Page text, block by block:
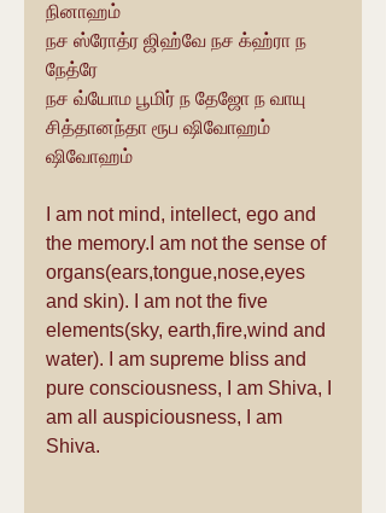
நினாஹம்
நச ஸ்ரோத்ர ஜிஹ்வே நச க்ஹ்ரா ந
நேத்ரே
நச வ்யோம பூமிர் ந தேஜோ ந வாயு
சித்தானந்தா ரூப ஷிவோஹம்
ஷிவோஹம்
I am not mind, intellect, ego and
the memory.I am not the sense of
organs(ears,tongue,nose,eyes
and skin). I am not the five
elements(sky, earth,fire,wind and
water). I am supreme bliss and
pure consciousness, I am Shiva, I
am all auspiciousness, I am
Shiva.